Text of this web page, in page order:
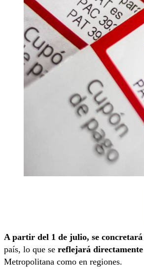
A partir del 1 de julio, se concretará
país, lo que se reflejará directamente
Metropolitana como en regiones.